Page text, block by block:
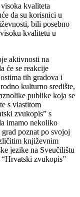
kvaliteta
da su korisnici u
bili posebno
kvalitetu u
aktivnosti na
će se reakcije
tih gradova i
kulturno središte,
publike koja se
s vlastitom
zvukopis” s
imamo nekoliko
poznat po svojoj
književnim
jezike na Sveučilištu
zvukopis”